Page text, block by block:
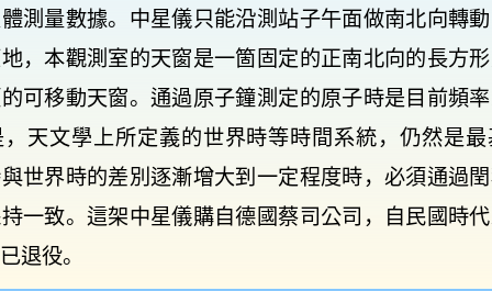
測量數據。中星儀只能沿測站子午面做南北向轉
，本觀測室的天窗是一箇固定的正南北向的長方
可移動天窗。通過原子鐘測定的原子時是目前頻
天文學上所定義的世界時等時間系統，仍然是
世界時的差別逐漸增大到一定程度時，必須通過
一致。這架中星儀購自德國蔡司公司，自民國時
退役。